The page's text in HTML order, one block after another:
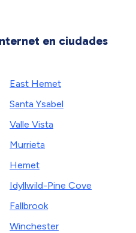
en ciudades
East Hemet
Santa Ysabel
Valle Vista
Murrieta
Hemet
Idyllwild-Pine Cove
Fallbrook
Winchester